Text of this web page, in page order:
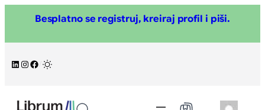
sadržaj
Besplatno se registruj, kreiraj profil i piši.
LinkedIn
Instagram
Facebook